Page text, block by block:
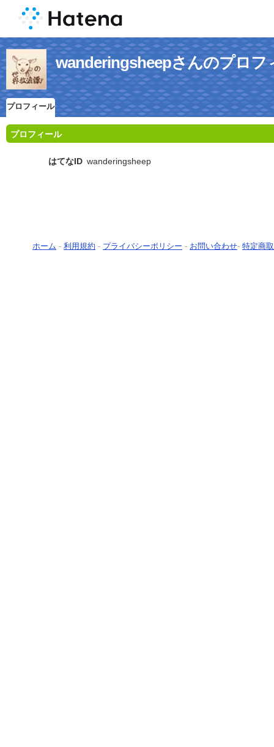
wanderingsheepさんのプロフ
プロフィール
プロフィール
はてなID wanderingsheep
ホーム - 利用規約 - プライバシーポリシー - お問い合わせ- 特定商